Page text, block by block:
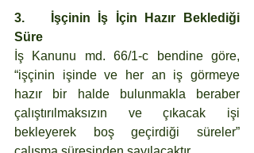
3.	İşçinin İş İçin Hazır Beklediği
Süre
İş Kanunu md. 66/1-c bendine göre,
“işçinin işinde ve her an iş görmeye
hazır bir halde bulunmakla beraber
çalıştırılmaksızın ve çıkacak işi
bekleyerek boş geçirdiği süreler”